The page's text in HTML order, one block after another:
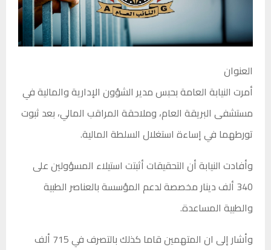
العنوان
أمرت النيابة العامة بحبس مدير الشؤون الإدارية والمالية في
مستشفى البريقة العام، وملاحقة المراقب المالي، بعد ثبوت
تورطهما في إساءة استغلال السلطة المالية.
وأفادت النيابة أن التحقيقات أثبتت استيلاء المسؤولين على
340 ألف دينار مخصصة لدعم المؤسسة بالعناصر الطبية
والطبية المساعدة.
وأشار إلى ان المتهمين قاما كذلك بالتصرف في 715 ألف